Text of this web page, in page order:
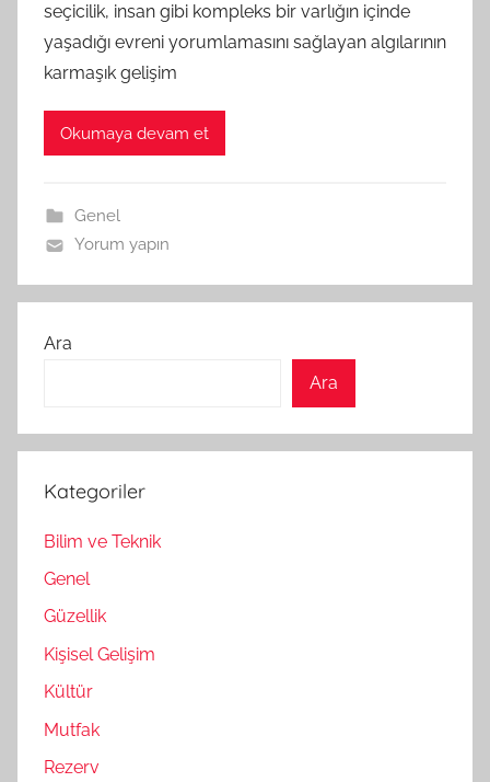
seçicilik, insan gibi kompleks bir varlığın içinde
yaşadığı evreni yorumlamasını sağlayan algılarının
karmaşık gelişim
Okumaya devam et
Genel
Yorum yapın
Ara
Ara
Kategoriler
Bilim ve Teknik
Genel
Güzellik
Kişisel Gelişim
Kültür
Mutfak
Rezerv